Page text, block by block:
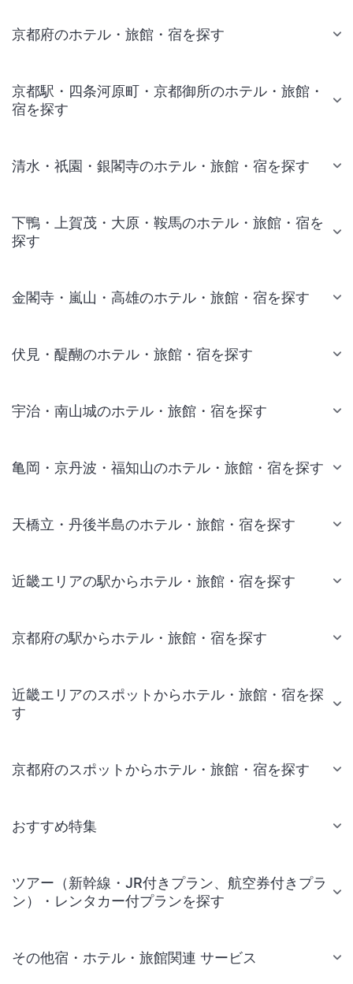
京都府のホテル・旅館・宿を探す
京都駅・四条河原町・京都御所のホテル・旅館・
宿を探す
清水・祇園・銀閣寺のホテル・旅館・宿を探す
下鴨・上賀茂・大原・鞍馬のホテル・旅館・宿を
探す
金閣寺・嵐山・高雄のホテル・旅館・宿を探す
伏見・醍醐のホテル・旅館・宿を探す
宇治・南山城のホテル・旅館・宿を探す
亀岡・京丹波・福知山のホテル・旅館・宿を探す
天橋立・丹後半島のホテル・旅館・宿を探す
近畿エリアの駅からホテル・旅館・宿を探す
京都府の駅からホテル・旅館・宿を探す
近畿エリアのスポットからホテル・旅館・宿を探
す
京都府のスポットからホテル・旅館・宿を探す
おすすめ特集
ツアー（新幹線・JR付きプラン、航空券付きプラ
ン）・レンタカー付プランを探す
その他宿・ホテル・旅館関連 サービス